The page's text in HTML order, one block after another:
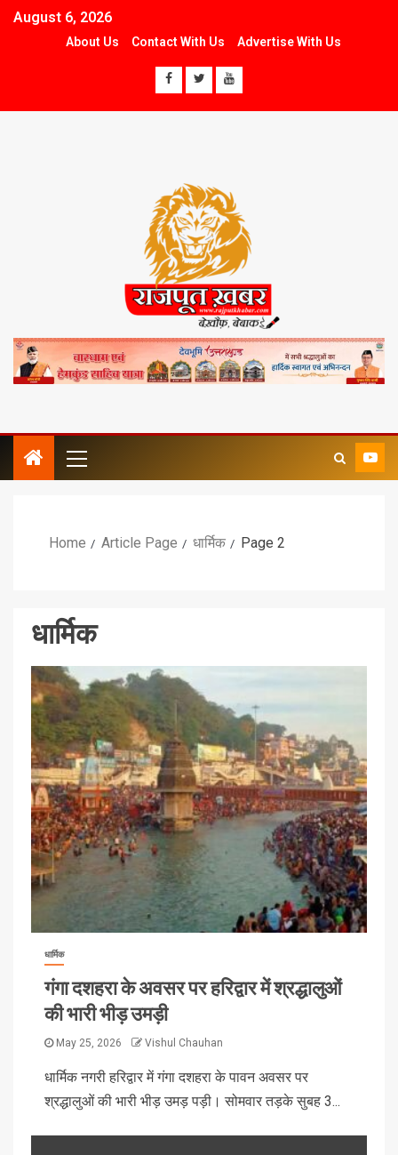
August 6, 2026
About Us Contact With Us Advertise With Us
Home Article Page धार्मिक Page 2
धार्मिक
धार्मिक
गंगा दशहरा के अवसर पर हरिद्वार में श्रद्धालुओं
की भारी भीड़ उमड़ी
May 25, 2026 Vishul Chauhan
धार्मिक नगरी हरिद्वार में गंगा दशहरा के पावन अवसर पर
श्रद्धालुओं की भारी भीड़ उमड़ पड़ी। सोमवार तड़के सुबह 3...